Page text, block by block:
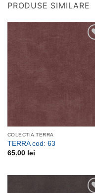
PRODUSE SIMILARE
COLECTIA TERRA
TERRA cod: 63
65.00 lei